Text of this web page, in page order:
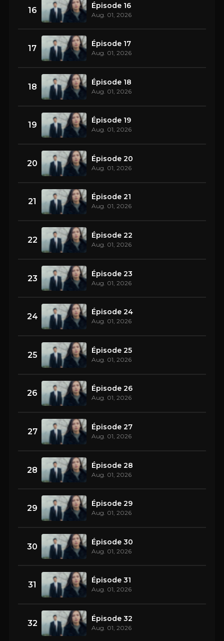
16 Épisode 16
Aug. 01, 2026
17 Épisode 17
Aug. 01, 2026
18 Épisode 18
Aug. 01, 2026
19 Épisode 19
Aug. 01, 2026
20 Épisode 20
Aug. 01, 2026
21 Épisode 21
Aug. 01, 2026
22 Épisode 22
Aug. 01, 2026
23 Épisode 23
Aug. 01, 2026
24 Épisode 24
Aug. 01, 2026
25 Épisode 25
Aug. 01, 2026
26 Épisode 26
Aug. 01, 2026
27 Épisode 27
Aug. 01, 2026
28 Épisode 28
Aug. 01, 2026
29 Épisode 29
Aug. 01, 2026
30 Épisode 30
Aug. 01, 2026
31 Épisode 31
Aug. 01, 2026
32 Épisode 32
Aug. 01, 2026